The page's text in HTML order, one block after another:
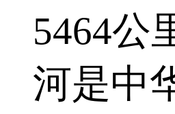
5464公
河是中